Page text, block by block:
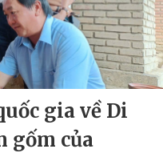
gia về Di
gốm của